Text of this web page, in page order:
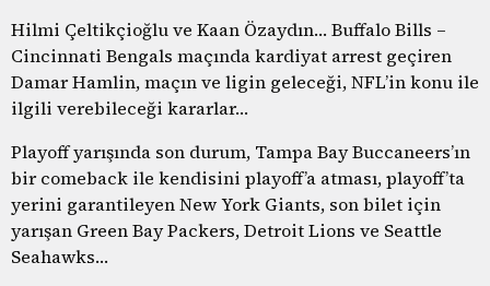
Hilmi Çeltikçioğlu ve Kaan Özaydın… Buffalo Bills –
Cincinnati Bengals maçında kardiyat arrest geçiren
Damar Hamlin, maçın ve ligin geleceği, NFL’in konu ile
ilgili verebileceği kararlar…
Playoff yarışında son durum, Tampa Bay Buccaneers’ın
bir comeback ile kendisini playoff’a atması, playoff’ta
yerini garantileyen New York Giants, son bilet için
yarışan Green Bay Packers, Detroit Lions ve Seattle
Seahawks…